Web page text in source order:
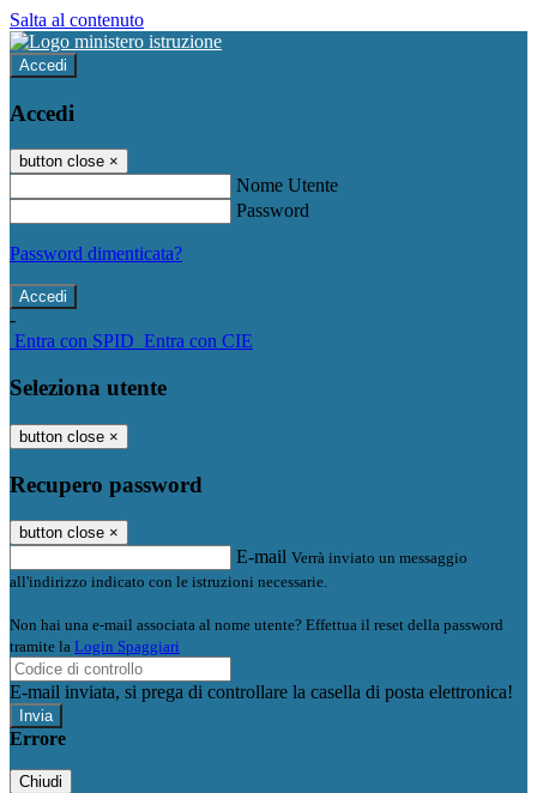
Salta al contenuto
Accedi
Accedi
button close ×
Nome Utente
Password
Password dimenticata?
-
Entra con SPID Entra con CIE
Seleziona utente
button close ×
Recupero password
button close ×
E-mail Verrà inviato un messaggio
all'indirizzo indicato con le istruzioni necessarie.
Non hai una e-mail associata al nome utente? Effettua il reset della password
tramite la Login Spaggiari
E-mail inviata, si prega di controllare la casella di posta elettronica!
Errore
Chiudi